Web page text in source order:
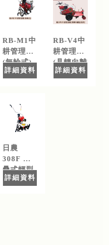
RB-M1中
耕管理機
(無輪式)
詳細資料
RB-V4中
耕管理機
(具轉向離
合系統)
詳細資料
日農
308F 折
疊式輕型
中耕機
詳細資料